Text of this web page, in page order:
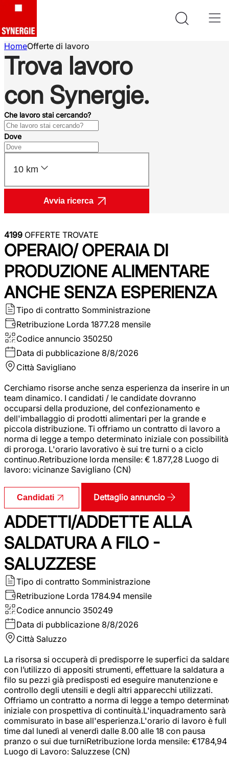
HomeOfferte di lavoro
Trova lavoro
con Synergie.
Che lavoro stai cercando?
Dove
10 km
Avvia ricerca
4199 OFFERTE TROVATE
OPERAIO/ OPERAIA DI
PRODUZIONE ALIMENTARE
ANCHE SENZA ESPERIENZA
Tipo di contratto Somministrazione
Retribuzione Lorda 1877.28 mensile
Codice annuncio 350250
Data di pubblicazione 8/8/2026
Città Savigliano
Cerchiamo risorse anche senza esperienza da inserire in un
team dinamico. I candidati / le candidate dovranno
occuparsi della produzione, del confezionamento e
dell'imballaggio di prodotti alimentari per la grande e
piccola distribuzione. Ti offriamo un contratto di lavoro a
norma di legge a tempo determinato iniziale con possibilità
di proroga. L'orario lavorativo è sui tre turni o a ciclo
continuo.Retribuzione lorda mensile: € 1.877,28 Luogo di
lavoro: vicinanze Savigliano (CN)
Candidati Dettaglio annuncio
ADDETTI/ADDETTE ALLA
SALDATURA A FILO -
SALUZZESE
Tipo di contratto Somministrazione
Retribuzione Lorda 1784.94 mensile
Codice annuncio 350249
Data di pubblicazione 8/8/2026
Città Saluzzo
La risorsa si occuperà di predisporre le superfici da
con l’utilizzo di appositi strumenti, effettuare la saldatura a
filo su pezzi già predisposti ed eseguire manutenzione e
controllo degli utensili e degli altri apparecchi utilizzati.
Offriamo un contratto a norma di legge a tempo
iniziale con prospettiva di continuità.L'inquadramento sarà
commisurato in base all'esperienza.L'orario di lavoro è full
time dal lunedì al venerdì dalle 8.00 alle 18 con pausa
pranzo o sui due turniRetribuzione lorda mensile: €1784,94
Luogo di Lavoro: Saluzzese (CN)